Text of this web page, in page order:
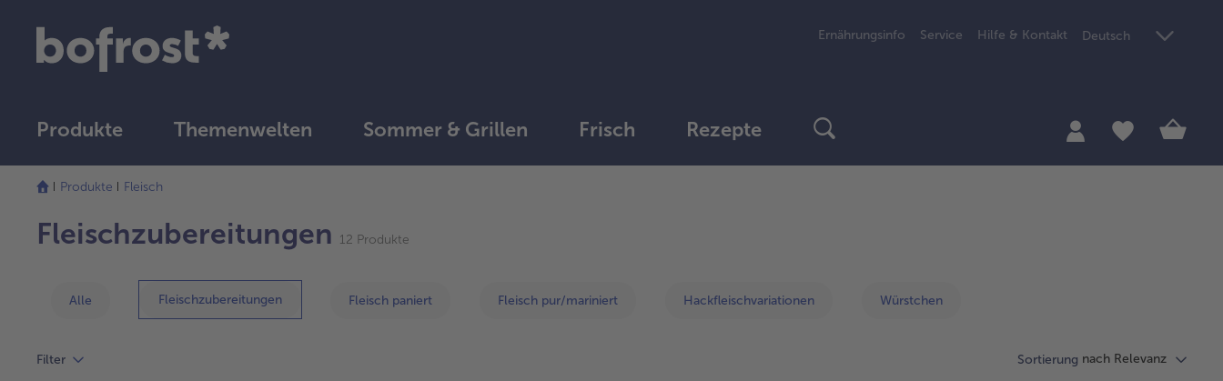
Ernährungsinfo Service Hilfe & Kontakt Deutsch
Produkte Themenwelten Sommer & Grillen Frisch Rezepte
Produkte
Fleisch
Es
Fleischzubereitungen 12 Produkte
Alle Fleischzubereitungen Fleisch paniert Fleisch pur/mariniert Hackfleischvariationen Würstchen
Filter Sortierung nach Relevanz